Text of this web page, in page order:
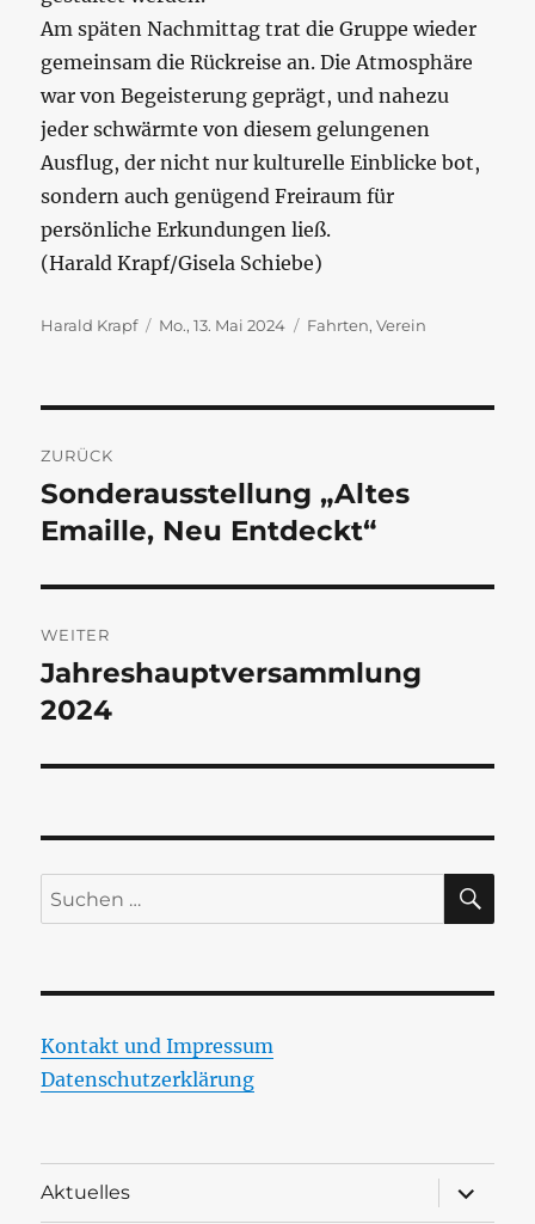
Am späten Nachmittag trat die Gruppe wieder
gemeinsam die Rückreise an. Die Atmosphäre
war von Begeisterung geprägt, und nahezu
jeder schwärmte von diesem gelungenen
Ausflug, der nicht nur kulturelle Einblicke bot,
sondern auch genügend Freiraum für
persönliche Erkundungen ließ.
(Harald Krapf/Gisela Schiebe)
Autor
Harald Krapf
Veröffentlicht
Mo., 13. Mai 2024 Kategorien
Fahrten,Verein
ZURÜCK
Vorheriger
Beitrag:
Sonderausstellung „Altes
Emaille, Neu Entdeckt“
WEITER
Nächster
Beitrag:
Jahreshauptversammlung
2024
Suchen
nach:
Kontakt und Impressum
Datenschutzerklärung
Aktuelles
öffnen